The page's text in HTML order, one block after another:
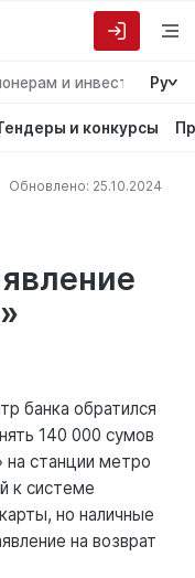
и инвесторам
Ру
и конкурсы
Обновлено: 25.10.2024
банка обратился
140 000 сумов
на станции метро
к системе
но наличные
на возврат